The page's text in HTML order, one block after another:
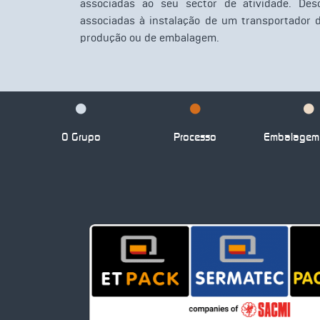
associadas ao seu sector de atividade.
associadas à instalação de um transportador
produção ou de embalagem.
O Grupo Processo